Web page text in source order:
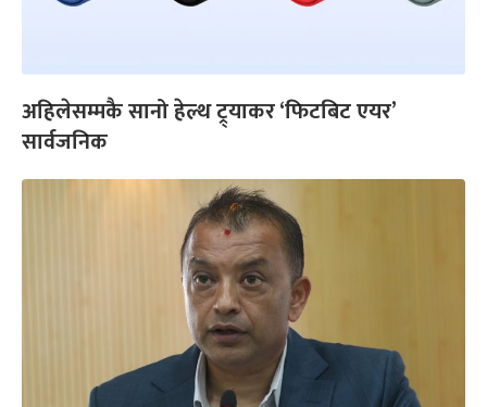
अहिलेसम्मकै सानो हेल्थ ट्र्याकर ‘फिटबिट एयर’
सार्वजनिक